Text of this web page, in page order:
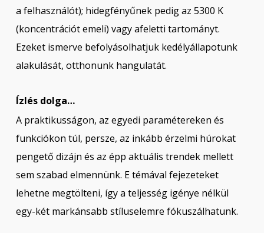
a felhasználót); hidegfényűnek pedig az 5300 K
(koncentrációt emeli) vagy afeletti tartományt.
Ezeket ismerve befolyásolhatjuk kedélyállapotunk
alakulását, otthonunk hangulatát.
Ízlés dolga…
A praktikusságon, az egyedi paramétereken és
funkciókon túl, persze, az inkább érzelmi húrokat
pengető dizájn és az épp aktuális trendek mellett
sem szabad elmennünk. E témával fejezeteket
lehetne megtölteni, így a teljesség igénye nélkül
egy-két markánsabb stíluselemre fókuszálhatunk.